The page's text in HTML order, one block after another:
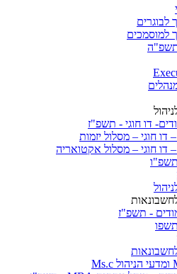
לבוגרים
למוסמכים
דו חוגי - תשפ"ז
דו חוגי – מסלול יזמות
– דו חוגי – מסלול אקטואריה
תשפ"ו
- תשפ"ז